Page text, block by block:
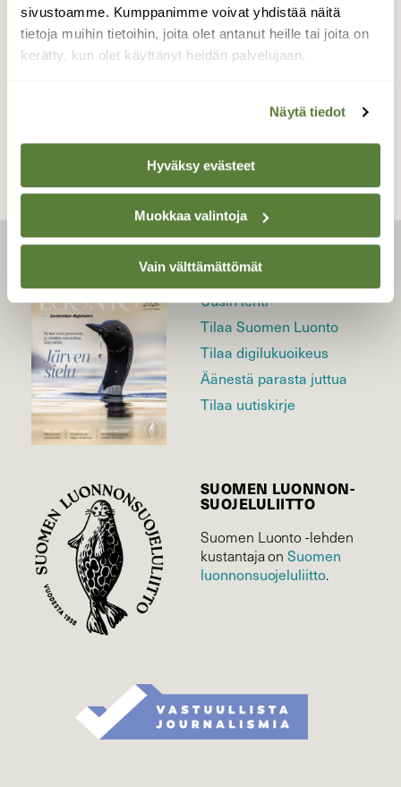
sivustoamme. Kumppanimme voivat yhdistää näitä
tietoja muihin tietoihin, joita olet antanut heille tai joita on
kerätty, kun olet käyttänyt heidän palvelujaan.
Näytä tiedot
Hyväksy evästeet
Muokkaa valintoja
Vain välttämättömät
Valokuvaaja: Tommi Kujala, Vaala 22.3.2022
LEHTI
Uusin lehti
Tilaa Suomen Luonto
Tilaa digilukuoikeus
Äänestä parasta juttua
Tilaa uutiskirje
SUOMEN LUONNON­
SUOJELU­LIITTO
Suomen Luonto -lehden
kustantaja onSuomen
luonnonsuojelu­liitto.